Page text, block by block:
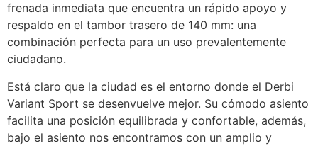
frenada inmediata que encuentra un rápido apoyo y
respaldo en el tambor trasero de 140 mm: una
combinación perfecta para un uso prevalentemente
ciudadano.
Está claro que la ciudad es el entorno donde el Derbi
Variant Sport se desenvuelve mejor. Su cómodo asiento
facilita una posición equilibrada y confortable, además,
bajo el asiento nos encontramos con un amplio y